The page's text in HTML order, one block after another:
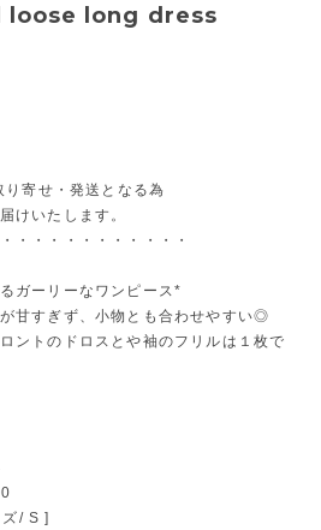
long dress
寄せ・発送となる為
けいたします。
・・・・・・・・・・・
ガーリーなワンピース*
甘すぎず、小物とも合わせやすい◎
ントのドロスとや袖のフリルは１枚で
/ S ]